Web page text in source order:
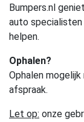
Bumpers.nl
auto specialisten
helpen.
Ophalen?
Ophalen
afspraak.
Let op: onze